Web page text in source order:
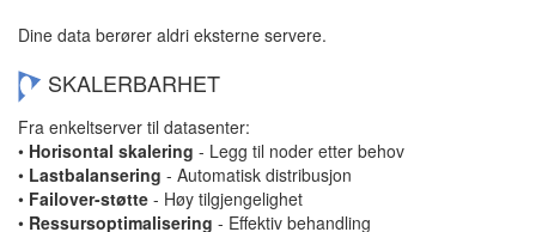
Dine data berører aldri eksterne servere.
SKALERBARHET
Fra enkeltserver til datasenter:
• Horisontal skalering - Legg til noder etter behov
• Lastbalansering - Automatisk distribusjon
• Failover-støtte - Høy tilgjengelighet
• Ressursoptimalisering - Effektiv behandling